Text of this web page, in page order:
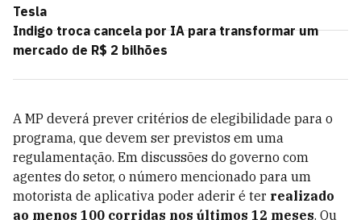
Tesla
Indigo troca cancela por IA para transformar um
mercado de R$ 2 bilhões
A MP deverá prever critérios de elegibilidade para o
programa, que devem ser previstos em uma
regulamentação. Em discussões do governo com
agentes do setor, o número mencionado para um
motorista de aplicativa poder aderir é ter realizado
ao menos 100 corridas nos últimos 12 meses. Ou